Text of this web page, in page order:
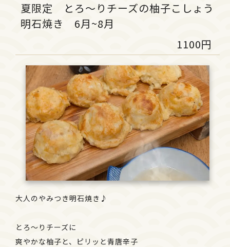
夏限定 とろ～りチーズの柚子こしょう
明石焼き 6月~8月
1100円
大人のやみつき明石焼き♪
とろ～りチーズに
爽やかな柚子と、ピリッと青唐辛子